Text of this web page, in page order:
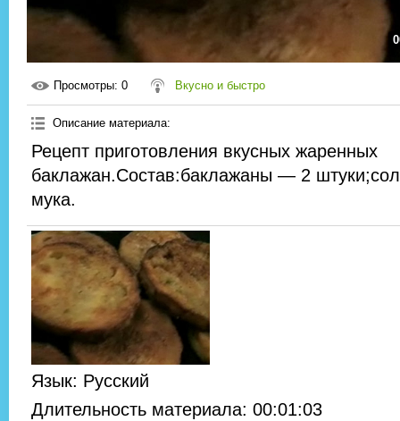
Просмотры: 0 Вкусно и быстро
Описание материала:
Рецепт приготовления вкусных жаренных
баклажан.Состав:баклажаны — 2
мука.
Язык: Русский
Длительность материала: 00:01:03